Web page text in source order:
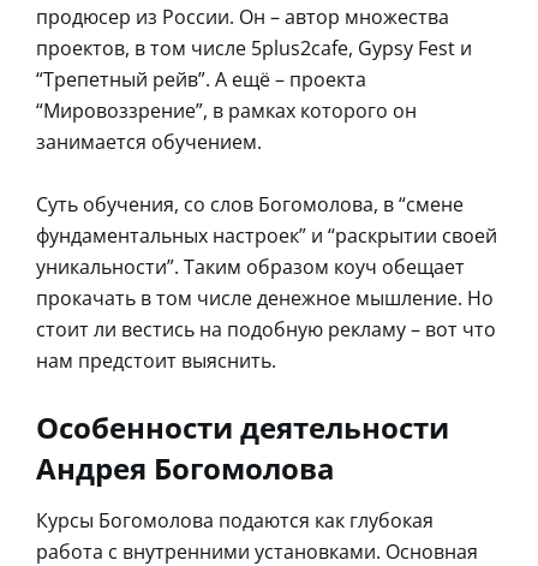
продюсер из России. Он – автор множества
проектов, в том числе 5plus2cafe, Gypsy Fest и
“Трепетный рейв”. А ещё – проекта
“Мировоззрение”, в рамках которого он
занимается обучением.
Суть обучения, со слов Богомолова, в “смене
фундаментальных настроек” и “раскрытии своей
уникальности”. Таким образом коуч обещает
прокачать в том числе денежное мышление. Но
стоит ли вестись на подобную рекламу – вот что
нам предстоит выяснить.
Особенности деятельности
Андрея Богомолова
Курсы Богомолова подаются как глубокая
работа с внутренними установками. Основная